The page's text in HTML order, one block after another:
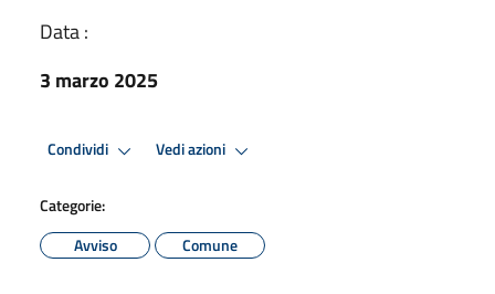
Data :
3 marzo 2025
Condividi Vedi azioni
Categorie:
Avviso
Comune